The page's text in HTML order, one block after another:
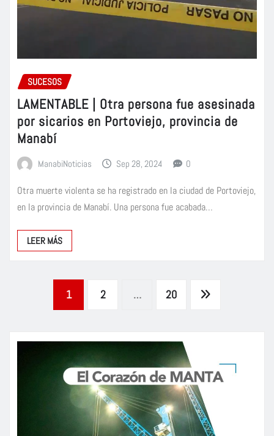
SUCESOS
LAMENTABLE | Otra persona fue asesinada
por sicarios en Portoviejo, provincia de
Manabí
ManabiNoticias Sep 28, 2024 0
Otra muerte violenta se ha registrado en la ciudad de Portoviejo,
en la provincia de Manabí. Una persona fue acabada…
LEER MÁS
Paginación
de
entradas
1 2 … 20